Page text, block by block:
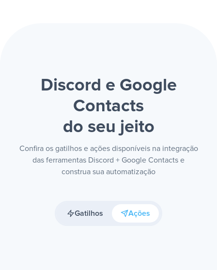
Discord e Google
Contacts
do seu jeito
Confira os gatilhos e ações disponíveis na integração
das ferramentas Discord + Google Contacts e
construa sua automatização
Gatilhos Ações